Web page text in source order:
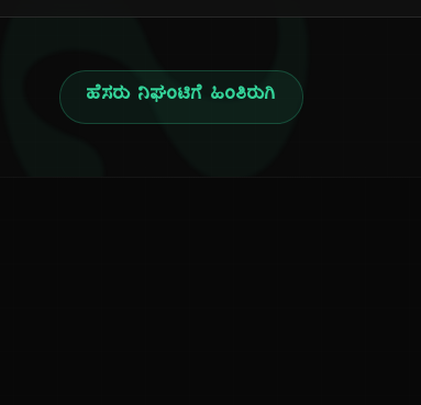
ಹೆಸರು ನಿಘಂಟಿಗೆ ಹಿಂತಿರುಗಿ